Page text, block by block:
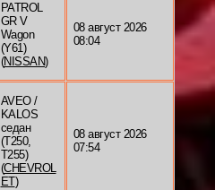
PATROL
GR V
Wagon
(Y61)
(NISSAN)
08 август 2026
08:04
AVEO /
KALOS
седан
(T250,
T255)
(CHEVROL
ET)
08 август 2026
07:54